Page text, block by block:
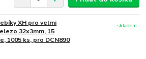
XH pro velmi
32x3mm, 15
1005 ks, pro DCN890
skladem